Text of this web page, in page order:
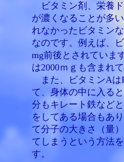
ビタミン剤、栄養
が濃くなることが多
れなかったビタミン
なのです。例えば、
mg前後とされていま
は2000ｍｇも含まれ
また、ビタミンAは
て、身体の中に入る
分もキレート鉄など
をしてある場合もあ
て分子の大きさ（量
てしまうという方法
す。